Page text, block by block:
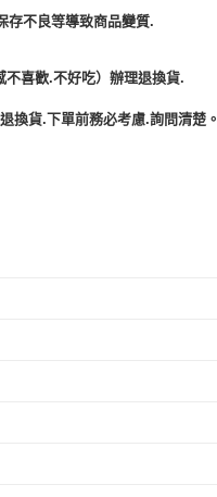
存不良等導致商品變質.
喜歡.不好吃）辦理退換貨.
換貨.下單前務必考慮.詢問清楚。